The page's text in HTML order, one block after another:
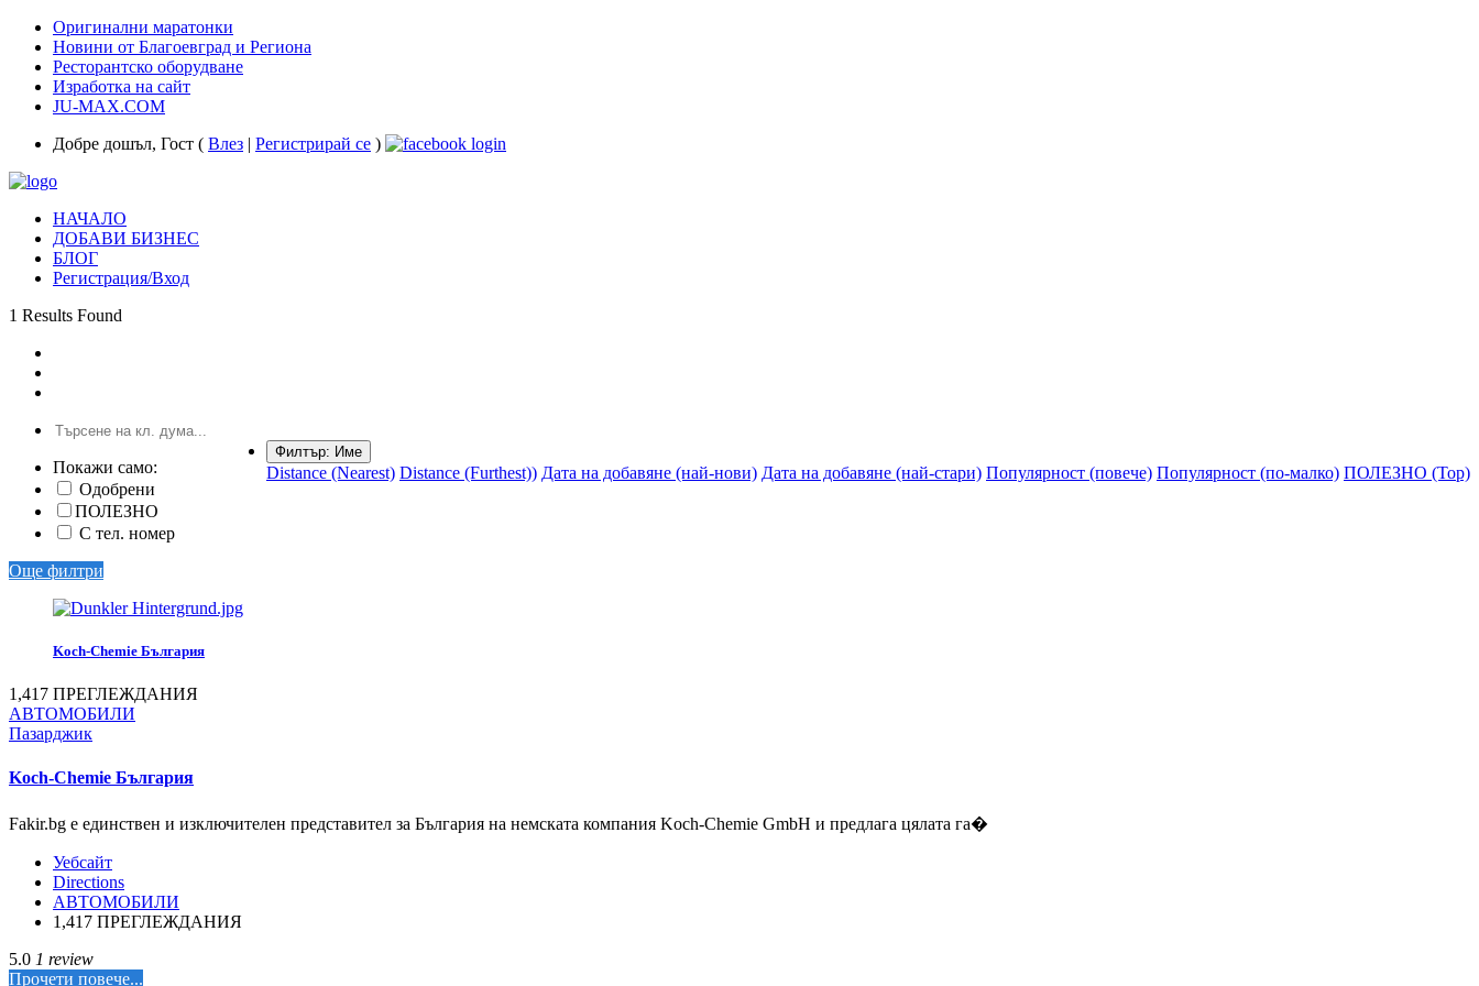
Оригинални маратонки
Новини от Благоевград и Региона
Ресторантско оборудване
Изработка на сайт
JU-MAX.COM
Добре дошъл, Гост ( Влез | Регистрирай се )
НАЧАЛО
ДОБАВИ БИЗНЕС
БЛОГ
Регистрация/Вход
1 Results Found
Филтър: Име
Distance (Nearest) Distance (Furthest)) Дата на добавяне (най-нови) Дата на добавяне (най-стари) Популярност (повече) Популярност (по-малко) ПОЛЕЗНО (Top)
Покажи само:
Одобрени
ПОЛЕЗНО
С тел. номер
Още филтри
Koch-Chemie България
1,417 ПРЕГЛЕЖДАНИЯ
АВТОМОБИЛИ
Пазарджик
Koch-Chemie България
Fakir.bg е единствен и изключителен представител за България на немската компания Koch-Chemie GmbH и предлага цялата га�
Уебсайт
Directions
АВТОМОБИЛИ
1,417 ПРЕГЛЕЖДАНИЯ
5.0 1 review
Прочети повече...